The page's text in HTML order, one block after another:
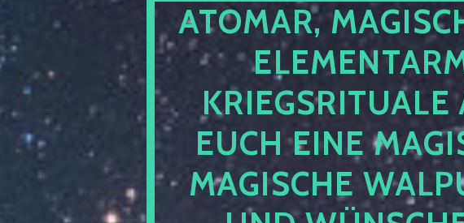
ATOMAR,
EUCH EINE
MAGISCHE